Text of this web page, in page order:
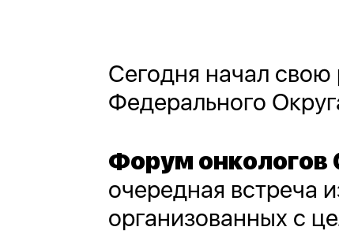
Сегодня начал
Федерального
Форум онкологов
очередная встреча
организованных с